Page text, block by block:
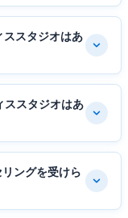
スタジオはあ
ススタジオはあ
ングを受けら